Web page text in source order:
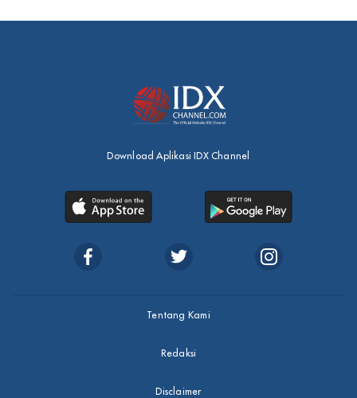
Download Aplikasi IDX Channel
Tentang Kami
Redaksi
Disclaimer